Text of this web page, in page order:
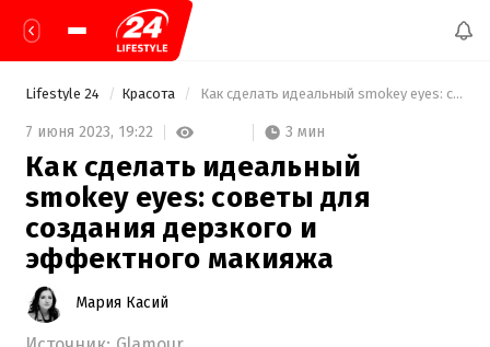
Lifestyle 24 Красота Как сделать идеальный smokey eyes: советы для создания дерзкого и эффектного макияжа
7 июня 2023, 19:22 3 мин
Как сделать идеальный
smokey eyes: советы для
создания дерзкого и
эффектного макияжа
Мария Касий